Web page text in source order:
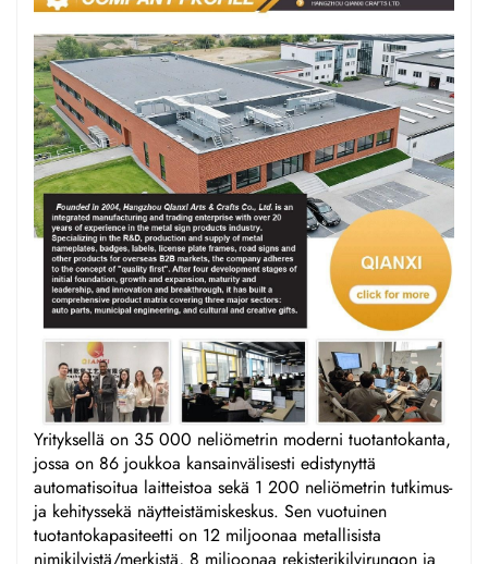
Yrityksellä on 35 000 neliömetrin moderni tuotantokanta,
jossa on 86 joukkoa kansainvälisesti edistynyttä
automatisoitua laitteistoa sekä 1 200 neliömetrin tutkimus-
ja kehityssekä näytteistämiskeskus. Sen vuotuinen
tuotantokapasiteetti on 12 miljoonaa metallisista